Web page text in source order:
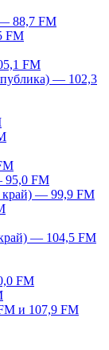
88,7 FM
FM
FM
— 102,3
95,0 FM
край) — 99,9 FM
— 104,5 FM
FM
и 107,9 FM